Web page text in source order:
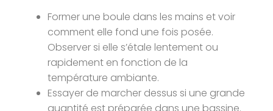
Former une boule dans les mains et voir
comment elle fond une fois posée.
Observer si elle s’étale lentement ou
rapidement en fonction de la
température ambiante.
Essayer de marcher dessus si une grande
quantité est préparée dans une bassine.